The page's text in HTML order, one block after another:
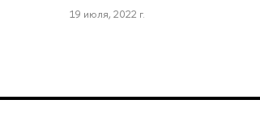
19 июля, 2022 г.